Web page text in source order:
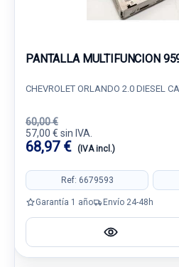
PANTALLA MULTIFUNCION
CHEVROLET ORLANDO 2.0 DIESEL
60,00 €
57,00 € sin IVA.
68,97 € (IVA incl.)
Ref: 6679593
Garantía 1 año Envío 24-48h